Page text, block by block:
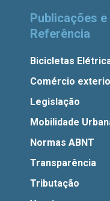
Publicações
Referência
Bicicletas
Comércio
Legislação
Mobilidade
Normas ABNT
Transparência
Tributação